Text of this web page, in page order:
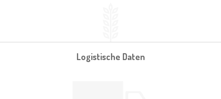
Logistische Daten